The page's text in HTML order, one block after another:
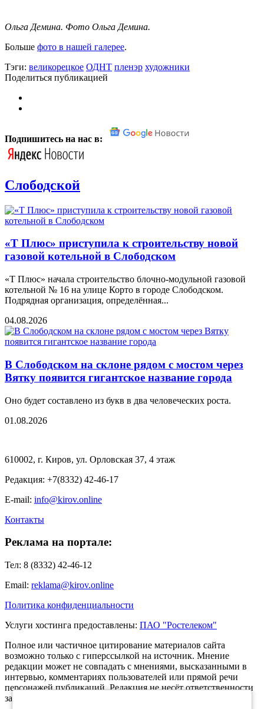
Ольга Демина. Фото Ольга Демина.
Больше фото в нашей галерее.
Тэги: великорецкое ОДНТ пленэр художники
Поделиться публикацией
Подпишитесь на нас в:
Слободской
«Т Плюс» приступила к строительству новой
газовой котельной в Слободском
«Т Плюс» начала строительство блочно-модульной газовой
котельной № 16 на улице Корто в городе Слободском.
Подрядная организация, определённая...
04.08.2026
В Слободском на склоне рядом с мостом через
Вятку появится гигантское название города
Оно будет составлено из букв в два человеческих роста.
01.08.2026
610002, г. Киров, ул. Орловская 37, 4 этаж
Редакция: +7(8332) 42-46-17
E-mail: info@kirov.online
Контакты
Реклама на портале:
Тел: 8 (8332) 42-46-12
Email: reklama@kirov.online
Политика конфиденциальности
Услуги хостинга предоставлены: ПАО "Ростелеком"
Полное или частичное цитирование материалов сайта
возможно только с гиперссылкой на источник. Мнение
редакции может не совпадать с мнениями, высказанными в
интервью, комментариях пользователей или прямой речи
персонажей публикаций. Редакция не несёт ответственности
за текст комментариев читателей.